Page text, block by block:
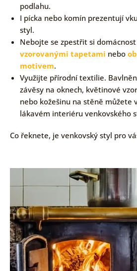
podlahu.
I pícka nebo komín prezentují
styl.
Nebojte se zpestřit si
vzorovanými tapetami nebo
motivem.
Využijte přírodní textilie.
závěsy na oknech, květinové
nebo kožešinu na stěně můžete
lákavém interiéru venkovského
Co řeknete, je venkovský styl pro